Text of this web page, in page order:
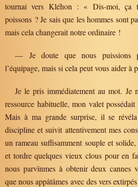
tournai vers Kléhon : « Dis-moi, ça
poissons ? Je sais que les hommes sont
mais cela changerait notre ordinaire !
— Je doute que nous puissions
l’équipage, mais si cela peut vous aider à
Je le pris immédiatement au mot. Je
ressource habituelle, mon valet
Mais à ma grande surprise, il se
discipline et suivit attentivement mes
un rameau suffisamment souple et
et tordre quelques vieux clous pour en
nous parvînmes à obtenir deux cannes
que nous appâtâmes avec des vers